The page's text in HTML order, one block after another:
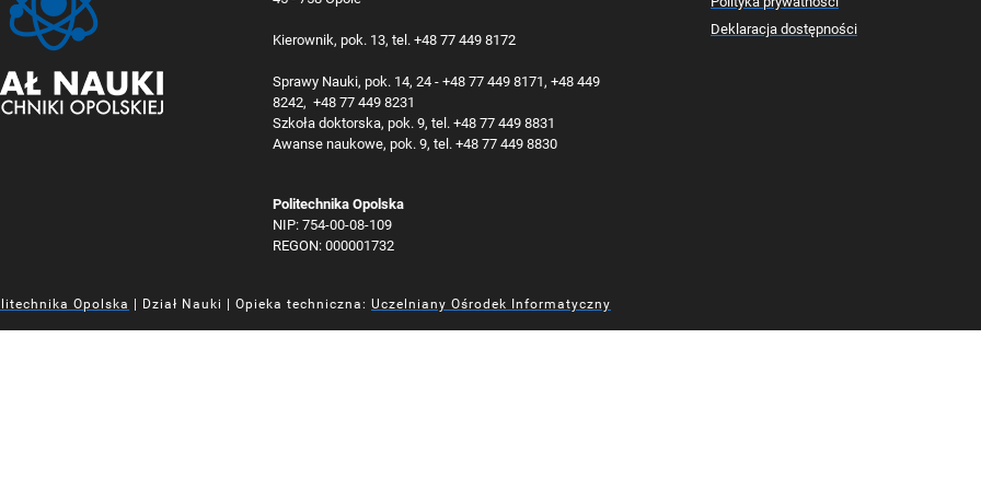
Kierownik, pok. 13, tel. +48 77 449 8172
Sprawy Nauki, pok. 14, 24 - +48 77 449 8171, +48 449
8242, +48 77 449 8231
Szkoła doktorska, pok. 9, tel. +48 77 449 8831
Awanse naukowe, pok. 9, tel. +48 77 449 8830
Politechnika Opolska
NIP: 754-00-08-109
REGON: 000001732
Deklaracja dostępności
Opolska | Dział Nauki | Opieka techniczna: Uczelniany Ośrodek Informatyczny